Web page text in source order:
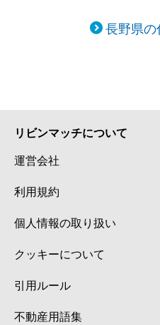
長野県
リビンマッチについて
運営会社
利用規約
個人情報の取り扱い
クッキーについて
引用ルール
不動産用語集